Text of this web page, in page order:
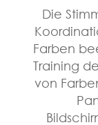
Die
Farben
Training
von